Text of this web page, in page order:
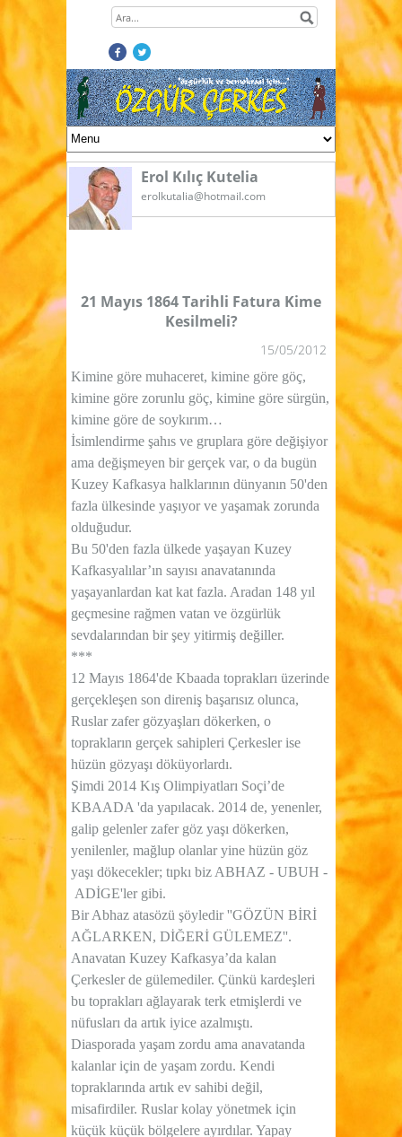
Erol Kılıç Kutelia
erolkutalia@hotmail.com
21 Mayıs 1864 Tarihli Fatura Kime
Kesilmeli?
15/05/2012
Kimine göre muhaceret, kimine göre göç,
kimine göre zorunlu göç, kimine göre sürgün,
kimine göre de soykırım…
İsimlendirme şahıs ve gruplara göre değişiyor
ama değişmeyen bir gerçek var, o da bugün
Kuzey Kafkasya halklarının dünyanın 50'den
fazla ülkesinde yaşıyor ve yaşamak zorunda
olduğudur.
Bu 50'den fazla ülkede yaşayan Kuzey
Kafkasyalılar’ın sayısı anavatanında
yaşayanlardan kat kat fazla. Aradan 148 yıl
geçmesine rağmen vatan ve özgürlük
sevdalarından bir şey yitirmiş değiller.
***
12 Mayıs 1864'de Kbaada toprakları üzerinde
gerçekleşen son direniş başarısız olunca,
Ruslar zafer gözyaşları dökerken, o
toprakların gerçek sahipleri Çerkesler ise
hüzün gözyaşı döküyorlardı.
Şimdi 2014 Kış Olimpiyatları Soçi’de
KBAADA 'da yapılacak. 2014 de, yenenler,
galip gelenler zafer göz yaşı dökerken,
yenilenler, mağlup olanlar yine hüzün göz
yaşı dökecekler; tıpkı biz ABHAZ - UBUH -
ADİGE'ler gibi.
Bir Abhaz atasözü şöyledir ''GÖZÜN BİRİ
AĞLARKEN, DİĞERİ GÜLEMEZ''.
Anavatan Kuzey Kafkasya’da kalan
Çerkesler de gülemediler. Çünkü kardeşleri
bu toprakları ağlayarak terk etmişlerdi ve
nüfusları da artık iyice azalmıştı.
Diasporada yaşam zordu ama anavatanda
kalanlar için de yaşam zordu. Kendi
topraklarında artık ev sahibi değil,
misafirdiler. Ruslar kolay yönetmek için
küçük küçük bölgelere ayırdılar. Yapay